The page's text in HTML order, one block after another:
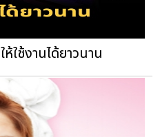
ใช้งานได้ยาวนาน